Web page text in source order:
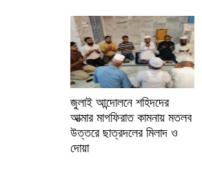
জুলাই আন্দোলনে শহিদদের
আত্মার মাগফিরাত কামনায় মতলব
উত্তরে ছাত্রদলের মিলাদ ও
দোয়া